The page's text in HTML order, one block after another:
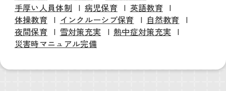
手厚い人員体制
病児保育
英語教育
体操教育
インクルーシブ保育
自然教育
夜間保育
雪対策充実
熱中症対策充実
災害時マニュアル完備